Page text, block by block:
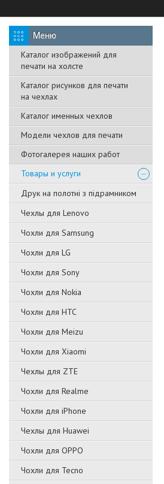
Каталог изображений для
печати на холсте
Каталог рисунков для печати
на чехлах
Каталог именных чехлов
Модели чехлов для печати
Фотогалерея наших работ
Товары и услуги
Друк на полотні з підрамником
Чехлы для Lenovo
Чохли для Samsung
Чохли для LG
Чохли для Sony
Чохли для Nokia
Чохли для HTC
Чохли для Meizu
Чохли для Xiaomi
Чехлы для ZTE
Чохли для Realme
Чохли для iPhone
Чехлы для Huawei
Чохли для OPPO
Чохли для Tecno